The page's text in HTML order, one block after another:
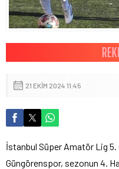
21 EKIM 2024 11:45
İstanbul Süper Amatör Lig 5.
Güngörenspor, sezonun 4.